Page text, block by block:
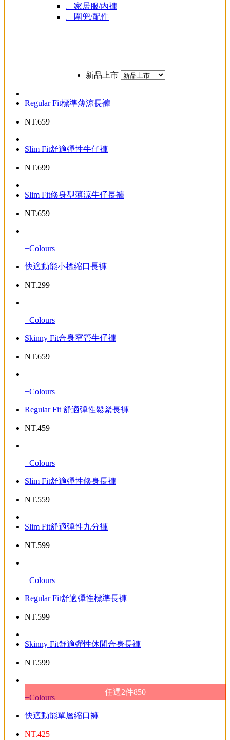
。家居服/內褲
。圍兜/配件
新品上市
Regular Fit標準薄涼長褲
NT.659
Slim Fit舒適彈性牛仔褲
NT.699
Slim Fit修身型薄涼牛仔長褲
NT.659
+Colours
快適動能小標縮口長褲
NT.299
+Colours
Skinny Fit合身窄管牛仔褲
NT.659
+Colours
Regular Fit 舒適彈性鬆緊長褲
NT.459
+Colours
Slim Fit舒適彈性修身長褲
NT.559
Slim Fit舒適彈性九分褲
NT.599
+Colours
Regular Fit舒適彈性標準長褲
NT.599
Skinny Fit舒適彈性休閒合身長褲
NT.599
+Colours
任選2件850
快適動能單層縮口褲
NT.425